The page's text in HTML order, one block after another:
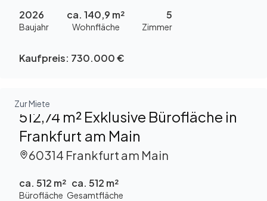
2026
Baujahr
ca. 140,9 m²
Wohnfläche
5
Zimmer
Kaufpreis: 730.000 €
Zur Miete
512,74 m² Exklusive Bürofläche in
Frankfurt am Main
60314 Frankfurt am Main
ca. 512 m²
Bürofläche
ca. 512 m²
Gesamtfläche